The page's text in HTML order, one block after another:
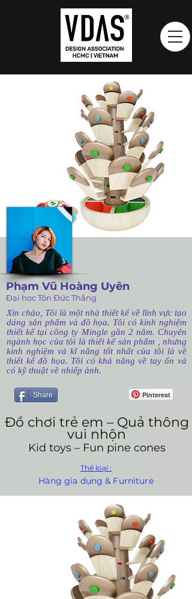
Phạm Vũ Hoàng Uyên
Đại học Tôn Đức Thắng
Xin chào, Tôi là một nhà thiết kế về lĩnh vực tạo
dáng sản phẩm và đồ họa. Tôi có kinh nghiệm
thiết kế tại công ty Mingle gần 2 năm. Chuyên
ngành học của tôi là thiết kế sản phẩm , nhưng
kinh nghiệm và kĩ năng tốt nhất của tôi là về
thiết kế đồ họa. Tôi có khả năng vẽ tay ổn và
có kỹ thuật về nhiếp ảnh.
Share Pinterest
Đồ chơi trẻ em – Quả thông
vui nhộn
Kid toys – Fun pine cones
Thể loại :
Hàng gia dụng & Furniture